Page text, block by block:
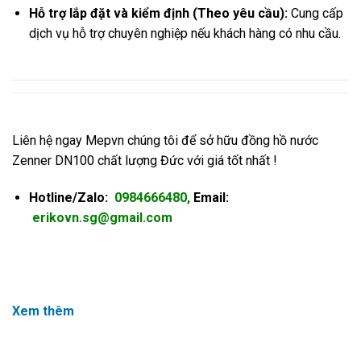
Hỗ trợ lắp đặt và kiểm định (Theo yêu cầu):Cung cấp
dịch vụ hỗ trợ chuyên nghiệp nếu khách hàng có nhu cầu.
Liên hệ ngay Mepvn chúng tôi để sở hữu đồng hồ nước
Zenner DN100 chất lượng Đức với giá tốt nhất !
Hotline/Zalo: 0984666480, Email:
erikovn.sg@gmail.com
Xem thêm